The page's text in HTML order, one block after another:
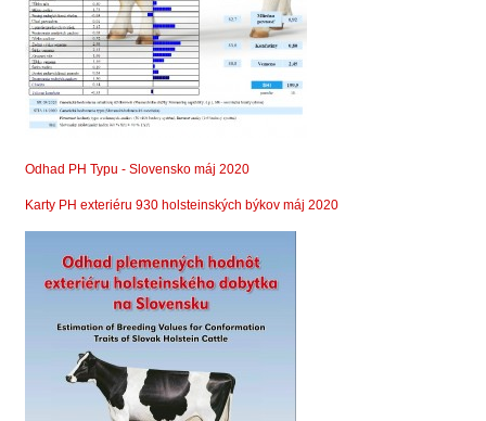
Odhad PH Typu - Slovensko máj 2020
Karty PH exteriéru 930 holsteinských býkov máj 2020